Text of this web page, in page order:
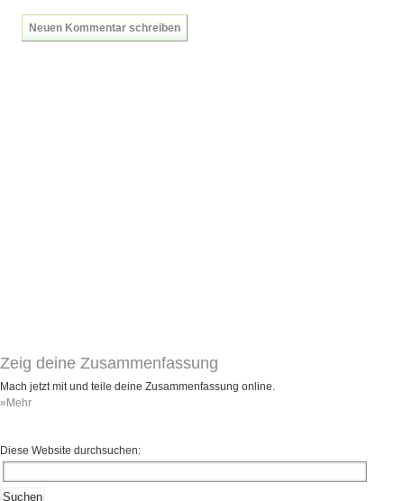
Neuen Kommentar schreiben
Zeig deine Zusammenfassung
Mach jetzt mit und teile deine Zusammenfassung online.
»Mehr
Diese Website durchsuchen: